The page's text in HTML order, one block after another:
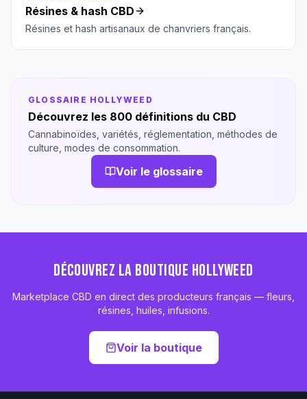
Résines & hash CBD
Résines et hash artisanaux de chanvriers français.
GLOSSAIRE HOLLYWEED
Découvrez les 800 définitions du CBD
Cannabinoïdes, variétés, réglementation, méthodes de
culture, modes de consommation.
Voir le glossaire
DÉCOUVREZ LA BOUTIQUE HOLLYWEED
Marketplace CBD en direct des producteurs français — fleurs,
résines, huiles, infusions.
Voir la boutique